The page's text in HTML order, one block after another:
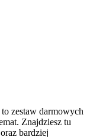
zestaw darmowych
Znajdziesz tu
bardziej